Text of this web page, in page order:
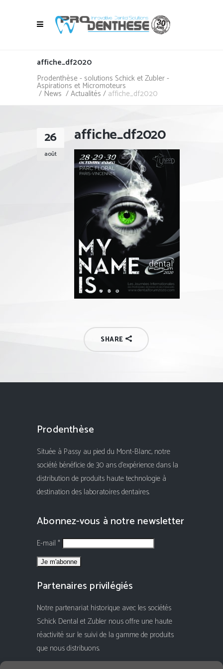
affiche_df2020
Prodenthèse - solutions Schick et Zubler -
Aspirations et Micromoteurs
/ News /Actualités / affiche_df2020
26
août
affiche_df2020
SHARE
Prodenthèse
Située à Passy au pied du Mont-Blanc, notre
société bénéficie de 30 ans d'expérience dans la
distribution de produits haute technologie à
destination des laboratoires dentaires.
Abonnez-vous à notre newsletter
E-mail *
Partenaires privilégiés
Notre partenariat historique avec les sociétés
Schick Dental et Zubler nous offre une haute
réactivité sur le suivi de la gamme de produits
que nous distribuons.